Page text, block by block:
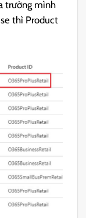
trường mình
thì Product